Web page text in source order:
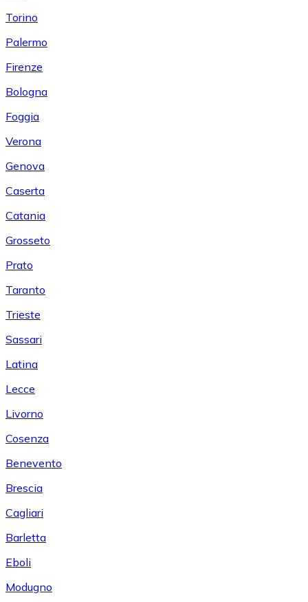
Torino
Palermo
Firenze
Bologna
Foggia
Verona
Genova
Caserta
Catania
Grosseto
Prato
Taranto
Trieste
Sassari
Latina
Lecce
Livorno
Cosenza
Benevento
Brescia
Cagliari
Barletta
Eboli
Modugno